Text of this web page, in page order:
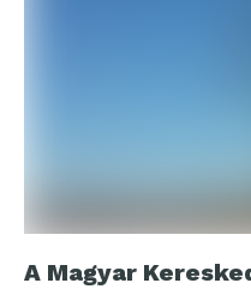
A Magyar